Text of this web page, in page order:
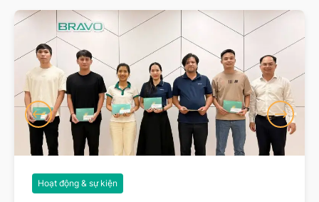
Hoạt động & sự kiện